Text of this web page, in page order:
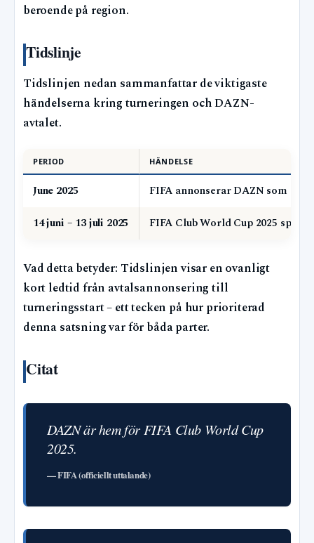
beroende på region.
Tidslinje
Tidslinjen nedan sammanfattar de viktigaste
händelserna kring turneringen och DAZN-
avtalet.
PERIOD HÄNDELSE
June 2025
FIFA annonserar DAZN som
14 juni – 13 juli 2025
FIFA Club World Cup 2025
Vad detta betyder: Tidslinjen visar en ovanligt
kort ledtid från avtalsannonsering till
turneringsstart – ett tecken på hur prioriterad
denna satsning var för båda parter.
Citat
DAZN är hem för FIFA Club World Cup
2025.
— FIFA (officiellt uttalande)